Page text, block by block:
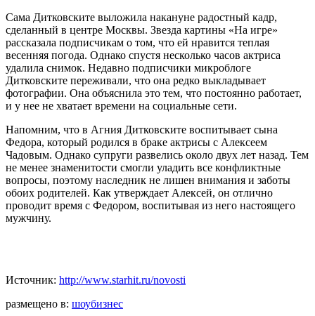
Сама Дитковските выложила накануне радостный кадр,
сделанный в центре Москвы. Звезда картины «На игре»
рассказала подписчикам о том, что ей нравится теплая
весенняя погода. Однако спустя несколько часов актриса
удалила снимок. Недавно подписчики микроблоге
Дитковските переживали, что она редко выкладывает
фотографии. Она объяснила это тем, что постоянно работает,
и у нее не хватает времени на социальные сети.
Напомним, что в Агния Дитковските воспитывает сына
Федора, который родился в браке актрисы с Алексеем
Чадовым. Однако супруги развелись около двух лет назад. Тем
не менее знаменитости смогли уладить все конфликтные
вопросы, поэтому наследник не лишен внимания и заботы
обоих родителей. Как утверждает Алексей, он отлично
проводит время с Федором, воспитывая из него настоящего
мужчину.
Источник: http://www.starhit.ru/novosti
размещено в: шоубизнес